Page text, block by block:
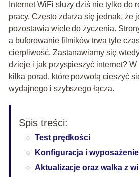
Internet WiFi służy dziś nie tylko do
pracy. Często zdarza się jednak, że
pozostawia wiele do życzenia.
a buforowanie filmików trwa tyle
cierpliwość. Zastanawiamy się
dzieje i jak przyspieszyć internet?
kilka porad, które pozwolą cieszyć
wydajnego i szybszego łącza.
Spis treści:
Test prędkości
Konfiguracja i
Aktualizacje oraz walka z